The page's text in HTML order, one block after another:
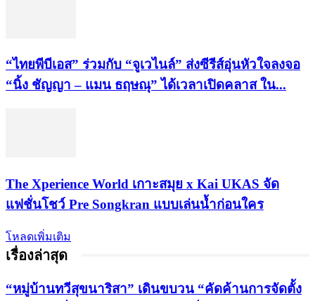
“ไทยพีบีเอส” ร่วมกับ “จูเวไนล์” ส่งซีรีส์อุ่นหัวใจลงจอ
“นิ้ง ชัญญา – แมน ธฤษณุ” ได้เวลาเปิดคลาส ใน...
​The Xperience World เกาะสมุย x Kai UKAS จัด
แฟชั่นโชว์ Pre Songkran แบบเล่นน้ำก่อนใคร
โหลดเพิ่มเติม
เรื่องล่าสุด
“หมู่บ้านทวีสุขนาริสา” เดินขบวน “คัดค้านการจัดตั้ง